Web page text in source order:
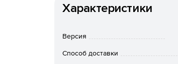
программах.
Понятный интерфейс и
Характеристики
Версия
Способ доставки